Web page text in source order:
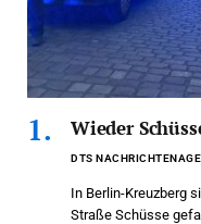
Wieder
DTS
In Berlin-Kreuzberg
Straße Schüsse